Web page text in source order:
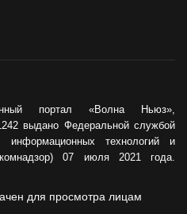
портал «Волна Ньюз»,
выдано Федеральной службой
технологий и
07 июля 2021 года.
для просмотра лицам